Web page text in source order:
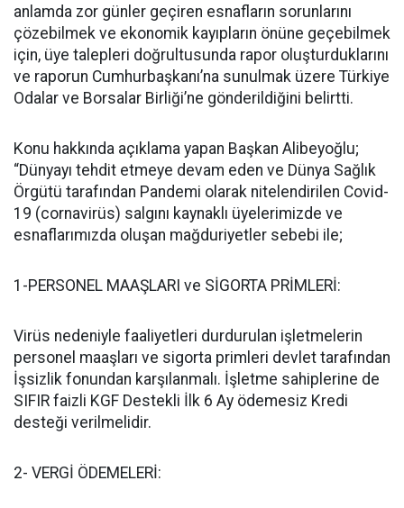
anlamda zor günler geçiren esnafların sorunlarını
çözebilmek ve ekonomik kayıpların önüne geçebilmek
için, üye talepleri doğrultusunda rapor oluşturduklarını
ve raporun Cumhurbaşkanı’na sunulmak üzere Türkiye
Odalar ve Borsalar Birliği’ne gönderildiğini belirtti.
Konu hakkında açıklama yapan Başkan Alibeyoğlu;
“Dünyayı tehdit etmeye devam eden ve Dünya Sağlık
Örgütü tarafından Pandemi olarak nitelendirilen Covid-
19 (cornavirüs) salgını kaynaklı üyelerimizde ve
esnaflarımızda oluşan mağduriyetler sebebi ile;
1-PERSONEL MAAŞLARI ve SİGORTA PRİMLERİ:
Virüs nedeniyle faaliyetleri durdurulan işletmelerin
personel maaşları ve sigorta primleri devlet tarafından
İşsizlik fonundan karşılanmalı. İşletme sahiplerine de
SIFIR faizli KGF Destekli İlk 6 Ay ödemesiz Kredi
desteği verilmelidir.
2- VERGİ ÖDEMELERİ: